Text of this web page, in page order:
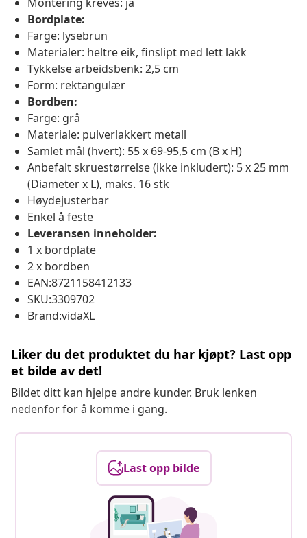
Bordplate:
Farge: lysebrun
Materialer: heltre eik, finslipt med lett lakk
Tykkelse arbeidsbenk: 2,5 cm
Form: rektangulær
Bordben:
Farge: grå
Materiale: pulverlakkert metall
Samlet mål (hvert): 55 x 69-95,5 cm (B x H)
Anbefalt skruestørrelse (ikke inkludert): 5 x 25 mm
(Diameter x L), maks. 16 stk
Høydejusterbar
Enkel å feste
Leveransen inneholder:
1 x bordplate
2 x bordben
EAN:8721158412133
SKU:3309702
Brand:vidaXL
Liker du det produktet du har kjøpt? Last opp
et bilde av det!
Bildet ditt kan hjelpe andre kunder. Bruk lenken
nedenfor for å komme i gang.
Last opp bilde